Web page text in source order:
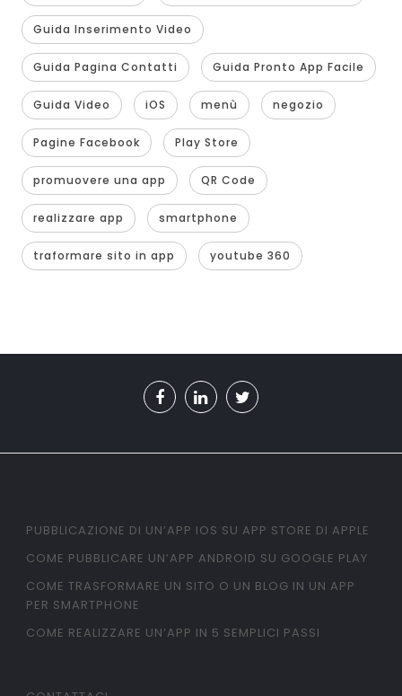
Guida Inserimento Video
Guida Pagina Contatti Guida Pronto App Facile
Guida Video iOS menù negozio
Pagine Facebook Play Store
promuovere una app QR Code
realizzare app smartphone
traformare sito in app youtube 360
PUBBLICAZIONE DI UN’APP IOS SU APP STORE DI APPLE
COME PUBBLICARE UN’APP ANDROID SU GOOGLE PLAY
COME TRASFORMARE UN SITO O UN BLOG IN UN APP
PER SMARTPHONE
COME REALIZZARE UN’APP IN 5 SEMPLICI PASSI